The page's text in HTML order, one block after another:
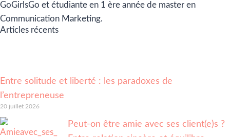
GoGirlsGo et étudiante en 1 ère année de master en
Communication Marketing.
Articles récents
Entre solitude et liberté : les paradoxes de
l’entrepreneuse
20 juillet 2026
Peut-on être amie avec ses client(e)s ?